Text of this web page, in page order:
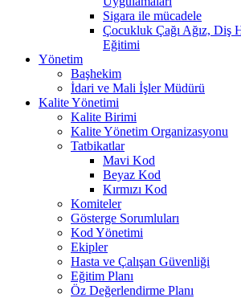
Sigara ile mücadele
Çocukluk Çağı Ağız, Diş
Eğitimi
Yönetim
Başhekim
İdari ve Mali İşler Müdürü
Kalite Yönetimi
Kalite Birimi
Kalite Yönetim Organizasyonu
Tatbikatlar
Mavi Kod
Beyaz Kod
Kırmızı Kod
Komiteler
Gösterge Sorumluları
Kod Yönetimi
Ekipler
Hasta ve Çalışan Güvenliği
Eğitim Planı
Öz Değerlendirme Planı